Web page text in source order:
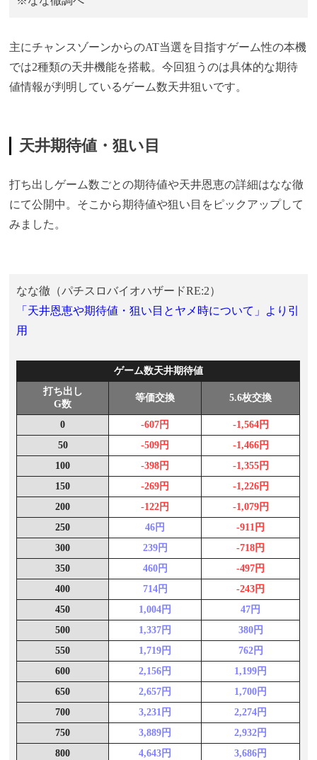
主にチャンスゾーンからのAT当選を目指すゲーム性の本機
では2種類の天井機能を搭載。今回狙うのは具体的な期待
値情報が判明しているゲーム数天井狙いです。
天井期待値・狙い目
打ち出しゲーム数ごとの期待値や天井恩恵の詳細はなな徹
にて公開中。そこから期待値や狙い目をピックアップして
みました。
なな徹（パチスロバイオハザードRE:2）
「天井恩恵や期待値・狙い目とヤメ時について」より引
用
ゲーム数天井期待値
打ち出し
G数
等価交換 5.6枚交換
0 -607円
-1,564円
50
-509円
-1,466円
100
-398円
-1,355円
150
-269円
-1,226円
200
-122円
-1,079円
250
46円
-911円
300
239円
-718円
350
460円
-497円
400
714円
-243円
450
1,004円
47円
500
1,337円
380円
550
1,719円
762円
600
2,156円
1,199円
650
2,657円
1,700円
700
3,231円
2,274円
750
3,889円
2,932円
800
4,643円
3,686円